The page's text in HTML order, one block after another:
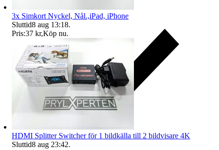
3x Simkort Nyckel, Nål.,iPad, iPhone
Sluttid8 aug 13:18.
Pris:37 kr,Köp nu.
HDMI Splitter Switcher för 1 bildkälla till 2 bildvisare 4K
Sluttid8 aug 23:42.